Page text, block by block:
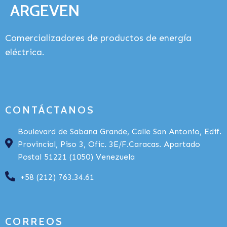
ARGEVEN
Comercializadores de productos de energía
eléctrica.
CONTÁCTANOS
Boulevard de Sabana Grande, Calle San Antonio, Edif.
Provincial, Piso 3, Ofic. 3E/F.Caracas. Apartado
Postal 51221 (1050) Venezuela
+58 (212) 763.34.61
CORREOS